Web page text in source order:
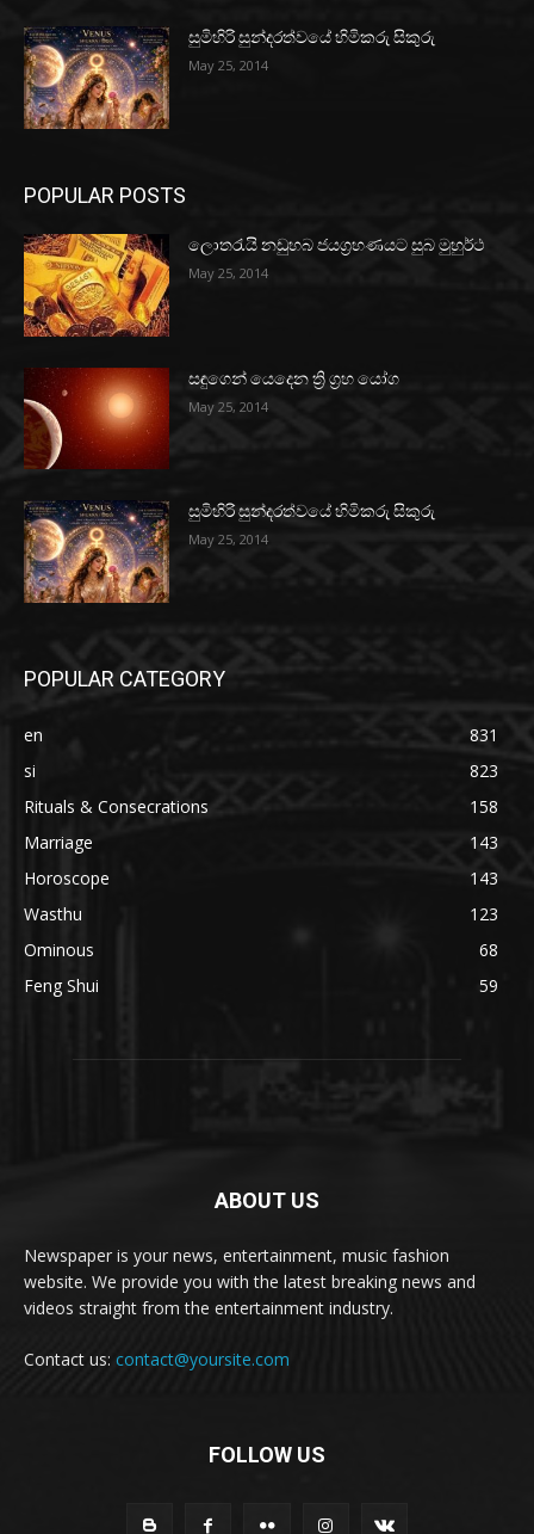
සුමිහිරි සුන්දරත්වයේ හිමිකරු සිකුරු
May 25, 2014
POPULAR POSTS
ලොතරැයි නඩුහබ ජයග්‍රහණයට සුබ මුහුර්ථ
May 25, 2014
සඳුගෙන් යෙදෙන ත්‍රි ග්‍රහ යෝග
May 25, 2014
සුමිහිරි සුන්දරත්වයේ හිමිකරු සිකුරු
May 25, 2014
POPULAR CATEGORY
en
831
si
823
Rituals & Consecrations
158
Marriage
143
Horoscope
143
Wasthu
123
Ominous
68
Feng Shui
59
ABOUT US
Newspaper is your news, entertainment, music fashion
website. We provide you with the latest breaking news and
videos straight from the entertainment industry.
Contact us: contact@yoursite.com
FOLLOW US